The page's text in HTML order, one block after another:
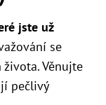
jste už
se
Věnujte
pečlivý